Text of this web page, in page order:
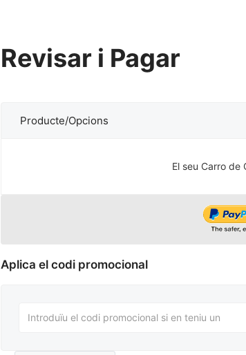
Revisar i Pagar
Producte/Opcions
El seu Carro de
Aplica el codi promocional